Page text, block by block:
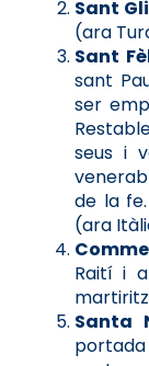
Sant
(ara
Sant
sant
ser
seus i
de la
(ara
Raití i
Santa